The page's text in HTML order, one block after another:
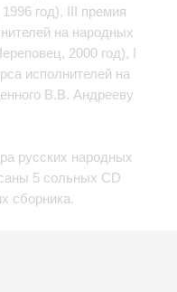
год), III премия
на народных
2000 год), I
исполнителей на
В.В. Андрееву
русских народных
5 сольных CD
сборника.